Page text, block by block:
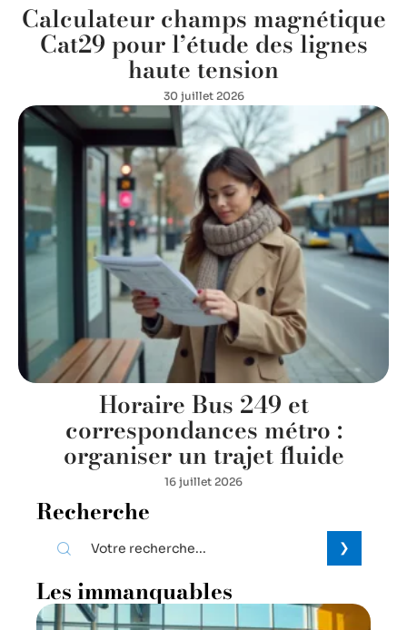
Calculateur champs magnétique
Cat29 pour l’étude des lignes
haute tension
30 juillet 2026
Horaire Bus 249 et
correspondances métro :
organiser un trajet fluide
16 juillet 2026
Recherche
Les immanquables